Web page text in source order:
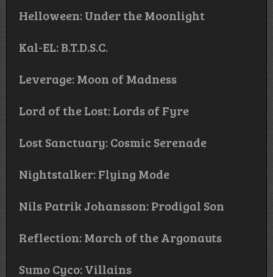
Helloween: Under the Moonlight
Kal-EL: B.T.D.S.C.
Leverage: Moon of Madness
Lord of the Lost: Lords of Fyre
Lost Sanctuary: Cosmic Serenade
Nightstalker: Flying Mode
Nils Patrik Johansson: Prodigal Son
Reflection: March of the Argonauts
Sumo Cyco: Villains